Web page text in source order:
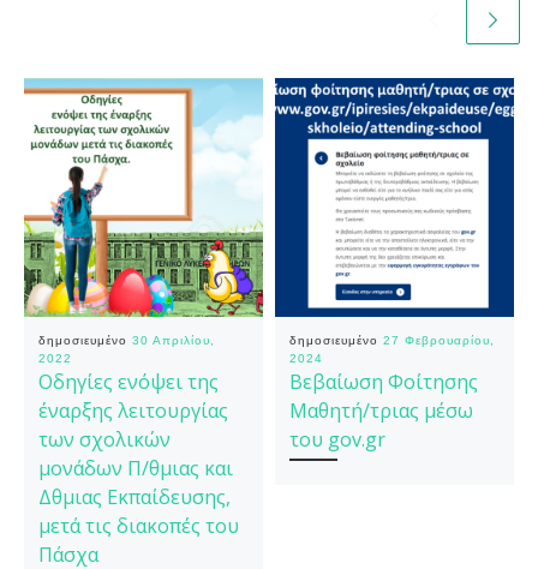
δημοσιευμένο 30 Απριλίου,
2022
Οδηγίες ενόψει της
έναρξης λειτουργίας
των σχολικών
μονάδων Π/θμιας και
Δθμιας Εκπαίδευσης,
μετά τις διακοπές του
Πάσχα
δημοσιευμένο 27 Φεβρουαρίου,
2024
Βεβαίωση Φοίτησης
Μαθητή/τριας μέσω
του gov.gr